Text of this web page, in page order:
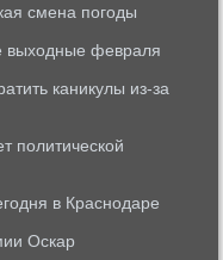
смена погоды
выходные февраля
каникулы из-за
политической
в Краснодаре
Оскар